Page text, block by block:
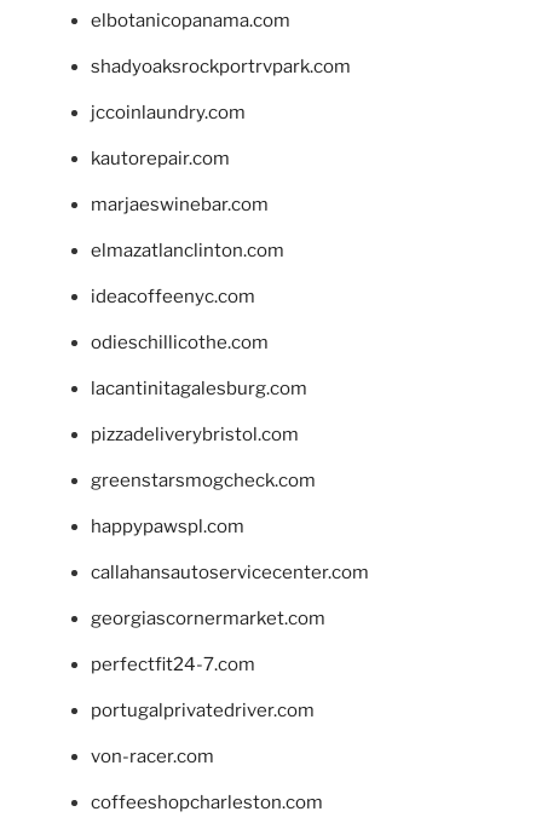
elbotanicopanama.com
shadyoaksrockportrvpark.com
jccoinlaundry.com
kautorepair.com
marjaeswinebar.com
elmazatlanclinton.com
ideacoffeenyc.com
odieschillicothe.com
lacantinitagalesburg.com
pizzadeliverybristol.com
greenstarsmogcheck.com
happypawspl.com
callahansautoservicecenter.com
georgiascornermarket.com
perfectfit24-7.com
portugalprivatedriver.com
von-racer.com
coffeeshopcharleston.com